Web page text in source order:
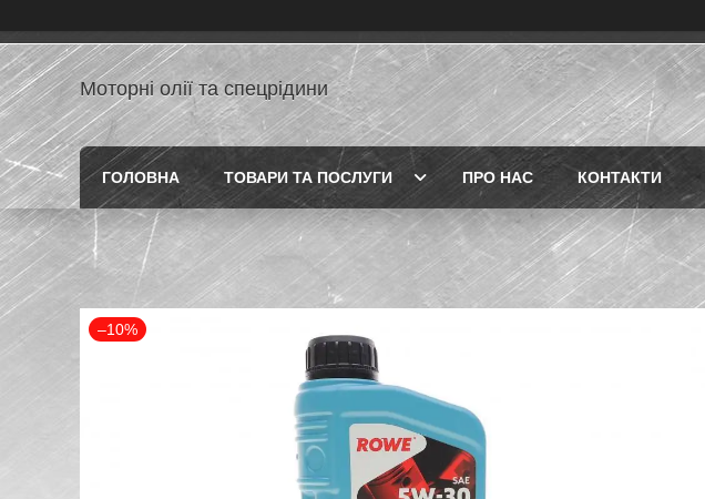
Моторні олії та спецрідини
ГОЛОВНА ТОВАРИ ТА ПОСЛУГИ ПРО НАС КОНТАКТИ
–10%